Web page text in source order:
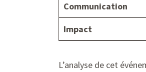
Communication
Impact
L’analyse de cet